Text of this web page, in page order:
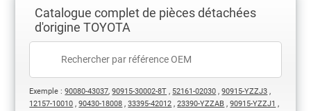
Catalogue complet de pièces détachées
d'origine TOYOTA
Exemple :90080-43037,90915-30002-8T , 52161-02030 ,90915-YZZJ3 ,
12157-10010 ,90430-18008 ,33395-42012 ,23390-YZZAB ,90915-YZZJ1 ,